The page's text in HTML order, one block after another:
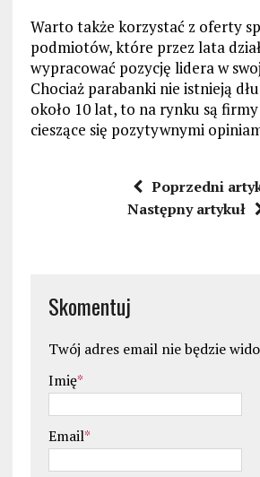
Warto także korzystać z oferty
podmiotów, które przez lata
wypracować pozycję lidera w
Chociaż parabanki nie istnieją
około 10 lat, to na rynku są
cieszące się pozytywnymi
Poprzedni
Następny artykuł
Skomentuj
Twój adres email nie będzie
Imię*
Email*